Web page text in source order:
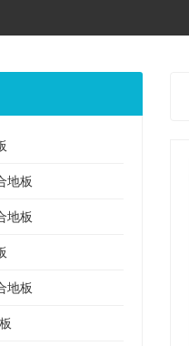
地板
地板
地板